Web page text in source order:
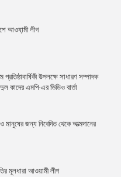
আওযা়মী লীগ
উপলক্ষে সাধারণ সম্পাদক
কাদের এমপি-এর ভিডিও বার্তা
জন্য নিবেদিত থেকে আত্মদানের
মূলধারা আওয়ামী লীগ